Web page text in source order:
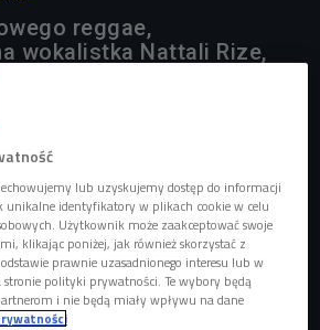
reggae,
wokalistka Nattali Rize,
ze swoim australijsko-
W towarzystwie
trzech klubowych
będzie swój nowy
polskie letnie imprezy
Reggae Festival (10-
Regałowisko w Bielawie
lub uzyskujemy dostęp do informacji
unikalne identyfikatory w plikach cookie w celu
Użytkownik może zaakceptować swoje
klikając poniżej, jak również skorzystać z
prawnie uzasadnionego interesu lub w
polityki prywatności. Te wybory będą
i nie będą miały wpływu na dane